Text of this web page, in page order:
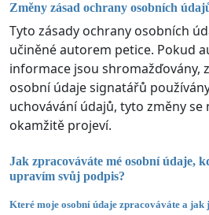
Změny zásad ochrany osobních
Tyto zásady ochrany osobních
učiněné autorem petice. Pokud
informace jsou shromažďovány,
osobní údaje signatářů
uchovávání údajů, tyto změny
okamžitě projeví.
Jak zpracováváte mé osobní údaje,
upravím svůj podpis?
Které moje osobní údaje zpracováváte a jak